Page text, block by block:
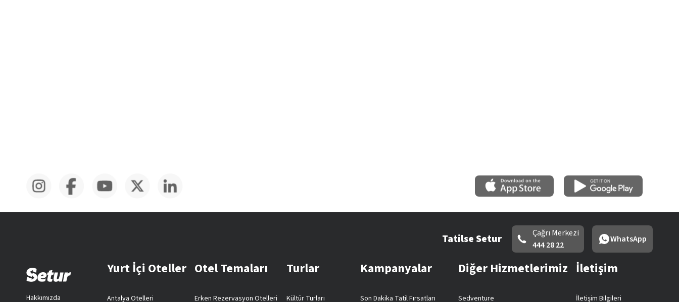
Tatilse Setur
Çağrı Merkezi
444 28 22
WhatsApp
Hakkımızda
Yurt İçi Oteller
Antalya Otelleri
Otel Temaları
Erken Rezervasyon Otelleri
Turlar
Kültür Turları
Kampanyalar
Son Dakika Tatil Fırsatları
Diğer Hizmetlerimiz
Sedventure
İletişim
İletişim Bilgileri